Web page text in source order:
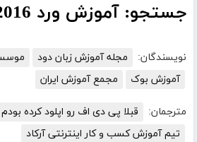
جستجو: آموزش ورد 2016
نویسندگان: مجله آموزش زبان دود
آموزش بوک
مجمع آموزش ایران
مترجمان:
قبلا پی دی اف رو اپلود کرده بودم
تیم آموزش کسب و کار اینترنتی آرکاد